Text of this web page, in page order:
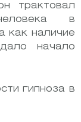
трактовал
в
как наличие
начало
гипноза в